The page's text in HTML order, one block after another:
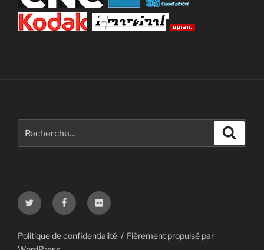
pour
Twitter FacebookFlickr
Politique de confidentialité
Fièrement propulsé par